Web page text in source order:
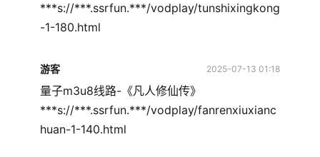
***s://***.ssrfun.***/vodplay/tunshixingkong
-1-180.html
游客 2025-07-13 01:18
量子m3u8线路-《凡人修仙传》
***s://***.ssrfun.***/vodplay/fanrenxiuxianc
huan-1-140.html